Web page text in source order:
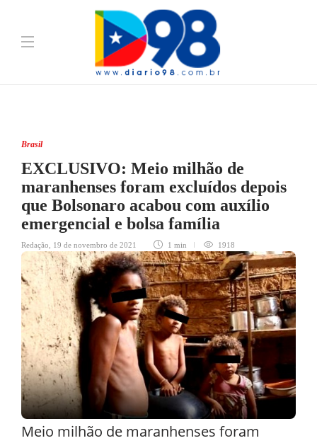
Brasil
EXCLUSIVO: Meio milhão de
maranhenses foram excluídos depois
que Bolsonaro acabou com auxílio
emergencial e bolsa família
Redação 19 de novembro de 2021 1 min 1918
Meio milhão de maranhenses foram